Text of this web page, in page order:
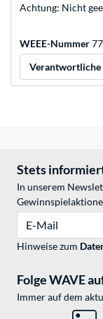
Achtung: Nicht
WEEE-Nummer
Verantwortliche
Stets
In unserem
Hinweise zum
Folge WAVE
Immer auf dem